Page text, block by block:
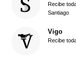
Recibe
Santiago
Vigo
Recibe